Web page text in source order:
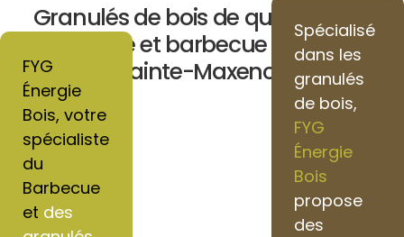
Granulés de bois de qualité pour
chauffage et barbecue vers Pont-
Sainte-Maxence
FYG
Énergie
Bois, votre
spécialiste
du
Barbecue
et des
Spécialisé
dans les
granulés
de bois,
FYG
Énergie
Bois
propose
des